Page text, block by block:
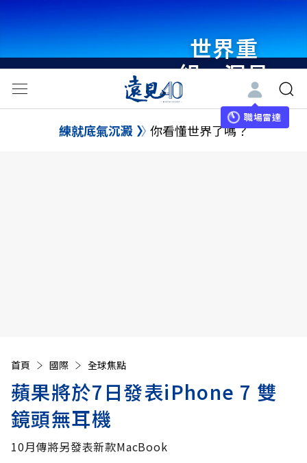
世界重
組・洞見
未來 與
世界領袖
職場雷達
練就底氣沉澱 你看懂世界了嗎？
首頁 國際 全球焦點
蘋果將於7日發表iPhone 7 雙
鏡頭無耳機
10月傳將另發表新款MacBook